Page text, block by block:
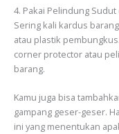
4. Pakai Pelindung Sudut
Sering kali kardus
atau plastik
corner protector atau
barang.
Kamu juga bisa
gampang geser-geser.
ini yang menentukan